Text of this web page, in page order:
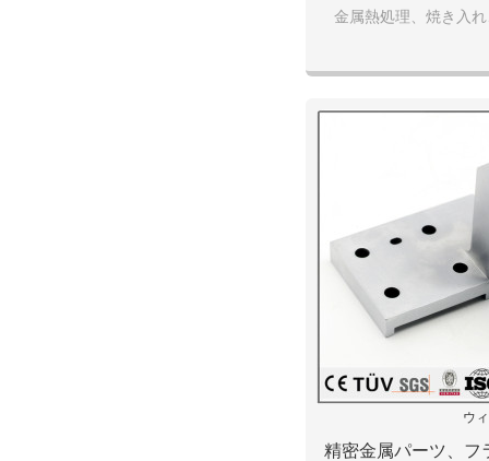
金属熱処理、焼き入
ウ
精密金属パーツ、フ